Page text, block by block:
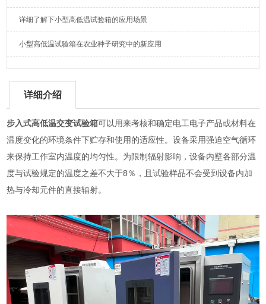
详细了解下小型高低温试验箱的应用场景
小型高低温试验箱在农业种子研究中的新应用
详细介绍
步入式高低温交变试验箱可以用来考核和确定电工电子产品或材料在
温度变化的环境条件下贮存和使用的适应性。设备采用强迫空气循环
来保持工作室内温度的均匀性。为限制辐射影响，设备内壁各部分温
度与试验规定的温度之差不大于8％，且试验样品不会受到设备内加
热与冷却元件的直接辐射。